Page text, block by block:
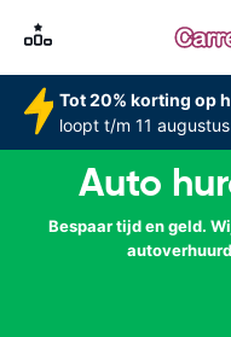
Tot 20% korting op
loopt t/m 11
Auto
Bespaar tijd en geld.